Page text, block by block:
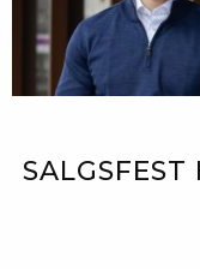
SALGSFEST